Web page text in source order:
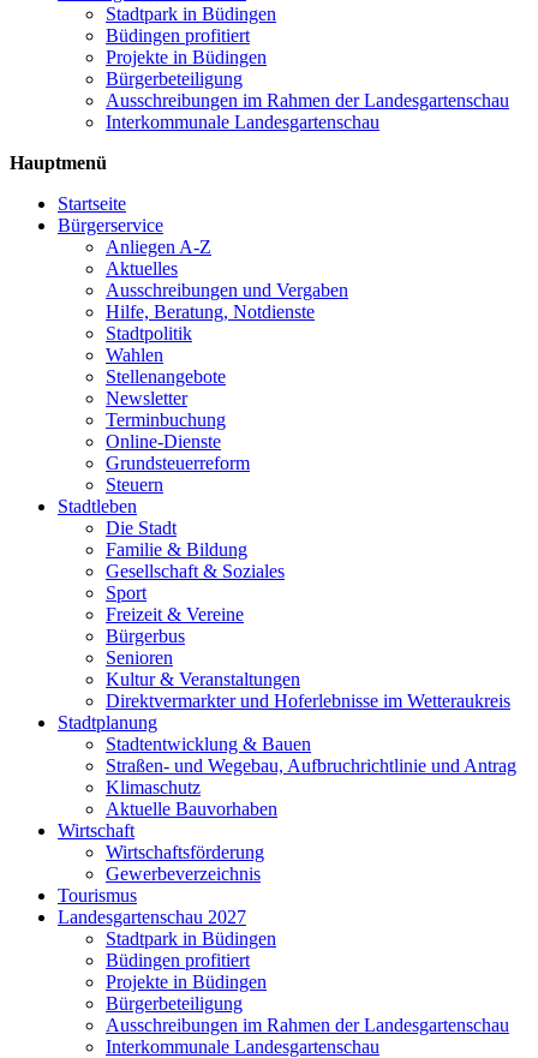
Stadtpark in Büdingen
Büdingen profitiert
Projekte in Büdingen
Bürgerbeteiligung
Ausschreibungen im Rahmen der Landesgartenschau
Interkommunale Landesgartenschau
Hauptmenü
Startseite
Bürgerservice
Anliegen A-Z
Aktuelles
Ausschreibungen und Vergaben
Hilfe, Beratung, Notdienste
Stadtpolitik
Wahlen
Stellenangebote
Newsletter
Terminbuchung
Online-Dienste
Grundsteuerreform
Steuern
Stadtleben
Die Stadt
Familie & Bildung
Gesellschaft & Soziales
Sport
Freizeit & Vereine
Bürgerbus
Senioren
Kultur & Veranstaltungen
Direktvermarkter und Hoferlebnisse im Wetteraukreis
Stadtplanung
Stadtentwicklung & Bauen
Straßen- und Wegebau, Aufbruchrichtlinie und Antrag
Klimaschutz
Aktuelle Bauvorhaben
Wirtschaft
Wirtschaftsförderung
Gewerbeverzeichnis
Tourismus
Landesgartenschau 2027
Stadtpark in Büdingen
Büdingen profitiert
Projekte in Büdingen
Bürgerbeteiligung
Ausschreibungen im Rahmen der Landesgartenschau
Interkommunale Landesgartenschau